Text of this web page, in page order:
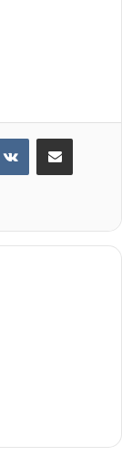
VKontakteE-Posta ile paylaş